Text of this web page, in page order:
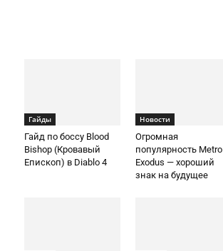
Гайды
Гайд по боссу Blood
Bishop (Кровавый
Епископ) в Diablo 4
Новости
Огромная
популярность Metro
Exodus — хороший
знак на будущее